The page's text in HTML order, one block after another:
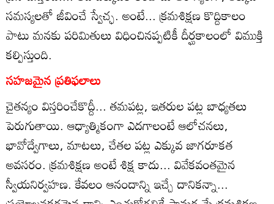
సమస్యలతో జీవించే స్వేచ్ఛ. అంటే... క్రమశిక్షణ కొద్దికాలం
పాటు మనకు పరిమితులు విధించినప్పటికీ దీర్ఘకాలంలో విముక్తి
కల్పిస్తుంది.
సహజమైన ప్రతిఫలాలు
చైతన్యం విస్తరించేకొద్దీ... తమపట్ల, ఇతరుల పట్ల బాధ్యతలు
పెరుగుతాయి. ఆధ్యాత్మికంగా ఎదగాలంటే ఆలోచనలు,
భావోద్వేగాలు, మాటలు, చేతల పట్ల ఎక్కువ జాగరూకత
అవసరం. క్రమశిక్షణ అంటే శిక్ష కాదు... వివేకవంతమైన
స్వీయనిర్వహణ. కేవలం ఆనందాన్ని ఇచ్చే దానికన్నా...